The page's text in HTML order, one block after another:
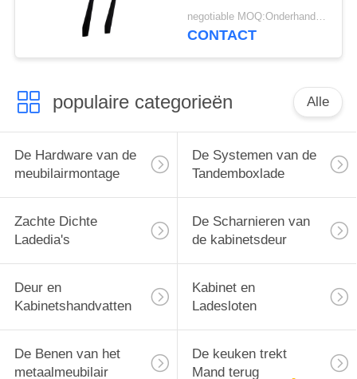
Brandpreventie van het
Huisgebruik
negotiable MOQ:Onderhandeling
CONTACT
populaire categorieën Alle
De Hardware van de
meubilairmontage
De Systemen van de
Tandemboxlade
Zachte Dichte
Ladedia's
De Scharnieren van
de kabinetsdeur
Deur en
Kabinetshandvatten
Kabinet en
Ladesloten
De Benen van het
metaalmeubilair
De keuken trekt
Mand terug